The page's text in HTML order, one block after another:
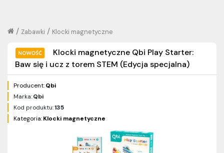
Klocki magnetyczne
/
Zabawki
/
Klocki magnetyczne Qbi Play Starter:
Baw się i ucz z torem STEM (Edycja specjalna)
Producent:Qbi
Marka:Qbi
Kod produktu:135
Kategoria:Klocki magnetyczne